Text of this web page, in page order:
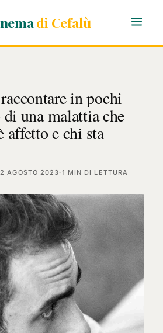
di Cefalù
in pochi
una malattia che
affetto e chi sta
AGOSTO 2023·1 MIN DI LETTURA